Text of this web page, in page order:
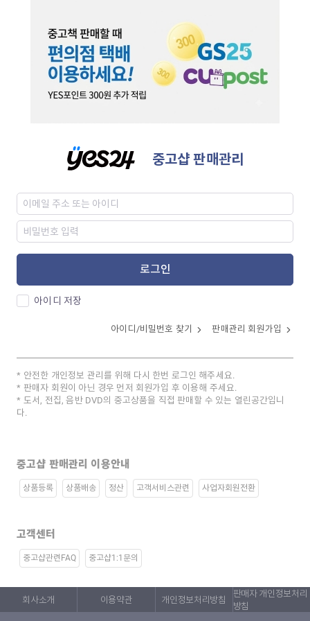
중고샵 판매관리
로그인
아이디 저장
아이디/비밀번호 찾기 판매관리 회원가입
안전한 개인정보 관리를 위해 다시 한번 로그인 해주세요.
판매자 회원이 아닌 경우 먼저 회원가입 후 이용해 주세요.
도서, 전집, 음반 DVD의 중고상품을 직접 판매할 수 있는 열린공간입니
다.
중고샵 판매관리 이용안내
상품등록 상품배송 정산 고객서비스관련 사업자회원전환
고객센터
중고샵관련FAQ 중고샵1:1문의
회사소개 이용약관 개인정보처리방침
판매자 개인정보처리
방침